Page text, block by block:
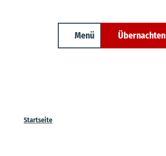
Menü Übernachten
Startseite